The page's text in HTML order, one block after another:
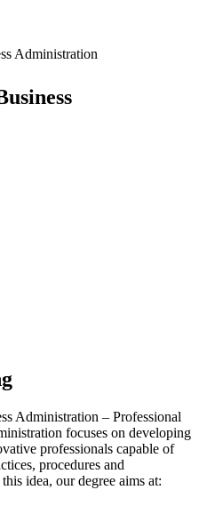
Administration
Administration – Professional
focuses on developing
professionals capable of
procedures and
idea, our degree aims at: